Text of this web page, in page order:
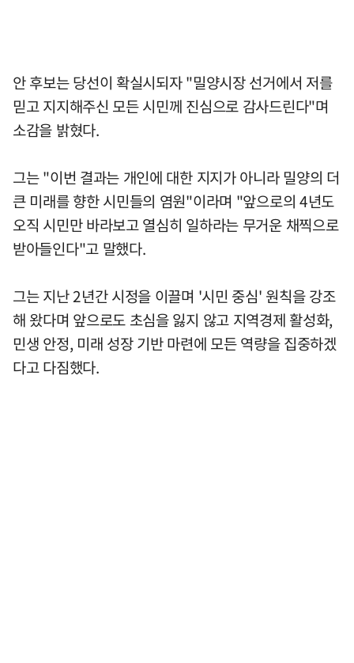
안 후보는 당선이 확실시되자 "밀양시장 선거에서 저를
믿고 지지해주신 모든 시민께 진심으로 감사드린다"며
소감을 밝혔다.
그는 "이번 결과는 개인에 대한 지지가 아니라 밀양의 더
큰 미래를 향한 시민들의 염원"이라며 "앞으로의 4년도
오직 시민만 바라보고 열심히 일하라는 무거운 채찍으로
받아들인다"고 말했다.
그는 지난 2년간 시정을 이끌며 '시민 중심' 원칙을 강조
해 왔다며 앞으로도 초심을 잃지 않고 지역경제 활성화,
민생 안정, 미래 성장 기반 마련에 모든 역량을 집중하겠
다고 다짐했다.